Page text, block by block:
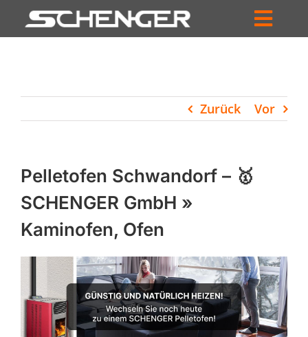
Inhalt
HÄNDLERSUCHE
UNTERNEHMEN
PROFIL
WARENKORB
PRODUCTS
SEARCH
Zurück Vor
Pelletofen Schwandorf – 🥇
SCHENGER GmbH »
Kaminofen, Ofen